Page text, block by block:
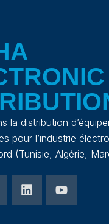
la distribution
pour l’industrie
(Tunisie, Algérie,